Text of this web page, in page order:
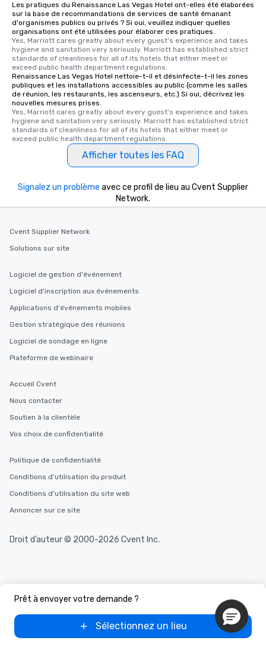
Les pratiques du Renaissance Las Vegas Hotel ont-elles été élaborées
sur la base de recommandations de services de santé émanant
d'organismes publics ou privés ? Si oui, veuillez indiquer quelles
organisations ont été utilisées pour élaborer ces pratiques.
Yes, Marriott cares greatly about every guest's experience and takes
hygiene and sanitation very seriously. Marriott has established strict
standards of cleanliness for all of its hotels that either meet or
exceed public health department regulations.
Renaissance Las Vegas Hotel nettoie-t-il et désinfecte-t-il les zones
publiques et les installations accessibles au public (comme les salles
de réunion, les restaurants, les ascenseurs, etc.) Si oui, décrivez les
nouvelles mesures prises.
Yes, Marriott cares greatly about every guest's experience and takes
hygiene and sanitation very seriously. Marriott has established strict
standards of cleanliness for all of its hotels that either meet or
exceed public health department regulations.
Afficher toutes les FAQ
Prêt à envoyer votre demande ?
Sélectionnez un lieu
Signalez un problème avec ce profil de lieu au Cvent Supplier
Network.
Cvent Supplier Network
Solutions sur site
Logiciel de gestion d'événement
Logiciel d'inscription aux événements
Applications d'événements mobiles
Gestion stratégique des réunions
Logiciel de sondage en ligne
Plateforme de webinaire
Accueil Cvent
Nous contacter
Soutien à la clientèle
Vos choix de confidentialité
Politique de confidentialité
Conditions d’utilisation du produit
Conditions d’utilisation du site web
Annoncer sur ce site
Droit d’auteur © 2000-2026 Cvent Inc.